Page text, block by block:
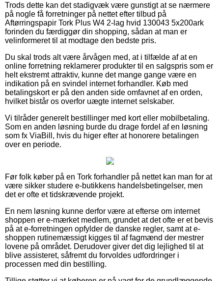
Trods dette kan det stadigvæk være gunstigt at se nærmere
på nogle få forretninger på nettet efter tilbud på
Aftørringspapir Tork Plus W4 2-lag hvid 130043 5x200ark
forinden du færdiggør din shopping, sådan at man er
velinformeret til at modtage den bedste pris.
Du skal trods alt være årvågen med, at i tilfælde af at en
online forretning reklamerer produkter til en salgspris som er
helt ekstremt attraktiv, kunne det mange gange være en
indikation på en svindel internet forhandler. Køb med
betalingskort er på den anden side omfavnet af en orden,
hvilket bistår os overfor uægte internet selskaber.
Vi tilråder generelt bestillinger med kort eller mobilbetaling.
Som en anden løsning burde du drage fordel af en løsning
som fx ViaBill, hvis du higer efter at honorere betalingen
over en periode.
Før folk køber på en Tork forhandler på nettet kan man for at
være sikker studere e-butikkens handelsbetingelser, men
det er ofte et tidskrævende projekt.
En nem løsning kunne derfor være at efterse om internet
shoppen er e-mærket medlem, grundet at det ofte er et bevis
på at e-forretningen opfylder de danske regler, samt at e-
shoppen rutinemæssigt kigges til af fagmænd der mestrer
lovene på området. Derudover giver det dig lejlighed til at
blive assisteret, såfremt du forvoldes udfordringer i
processen med din bestilling.